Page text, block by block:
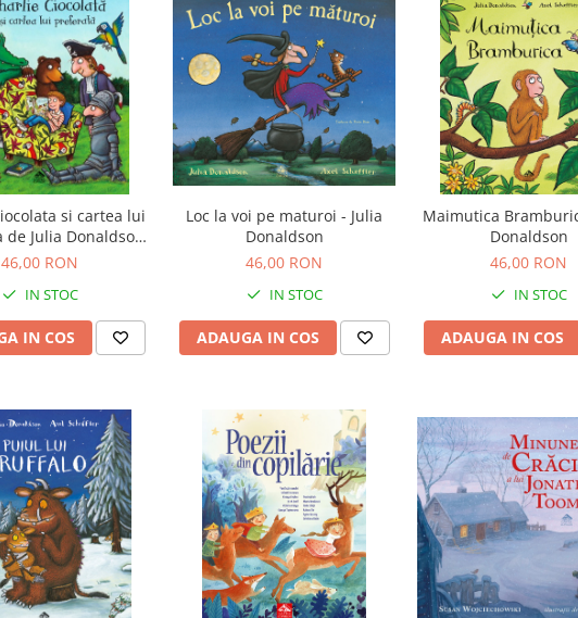
si cartea lui
de Julia Donaldson
de Axel Scheffler
46,00 RON
IN STOC
IN COS
Loc la voi pe maturoi - Julia
Donaldson
46,00 RON
IN STOC
ADAUGA IN COS
Maimutica
Donaldson
46,00 RON
IN STOC
ADAUGA IN COS